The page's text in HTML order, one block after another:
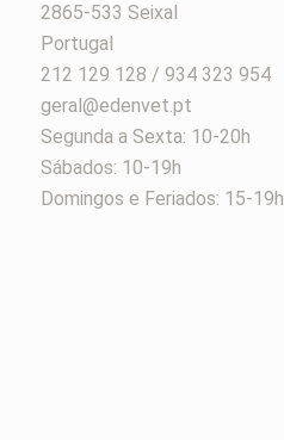
2865-533 Seixal
Portugal
212 129 128 / 934 323 954
geral@edenvet.pt
Segunda a Sexta: 10-20h
Sábados: 10-19h
Domingos e Feriados: 15-19h